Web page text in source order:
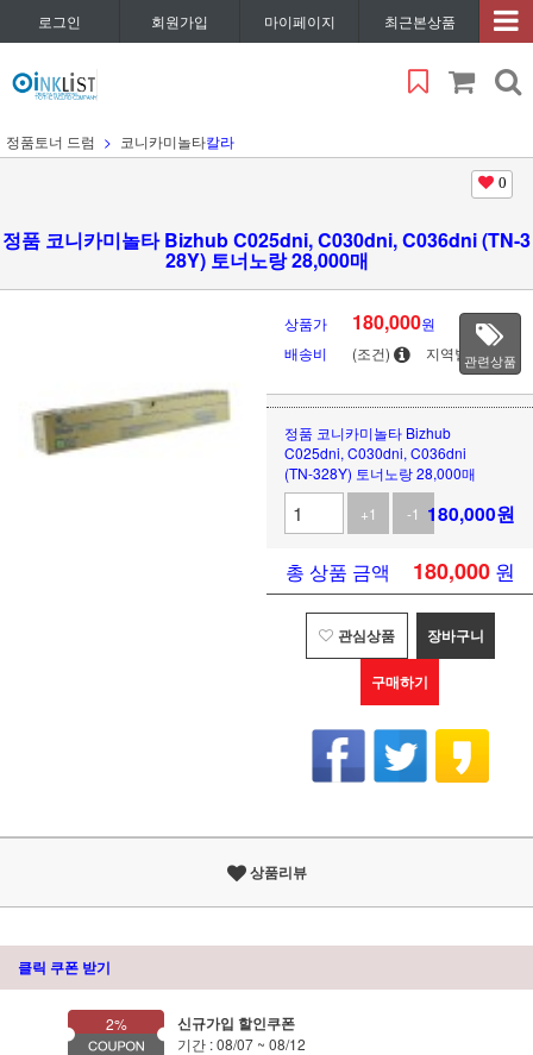
로그인 회원가입 마이페이지 최근본상품
정품토너 드럼 코니카미놀타칼라
0
정품 코니카미놀타 Bizhub C025dni, C030dni, C036dni (TN-3
28Y) 토너노랑 28,000매
상품가 180,000원
배송비
(조건) 지역별관련상품
정품 코니카미놀타 Bizhub
C025dni, C030dni, C036dni
(TN-328Y) 토너노랑 28,000매
+1
-1 180,000원
총 상품 금액 180,000 원
관심상품 장바구니
구매하기
상품리뷰
클릭 쿠폰 받기
2% 신규가입 할인쿠폰
기간 : 08/07 ~ 08/12